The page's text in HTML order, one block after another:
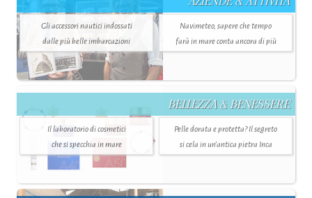
Gli accessori nautici indossati
dalle più belle imbarcazioni
Navimeteo, sapere che tempo
farà in mare conta ancora di più
BELLEZZA & BENESSERE
Il laboratorio di cosmetici
che si specchia in mare
Pelle dorata e protetta? Il segreto
si cela in un’antica pietra Inca